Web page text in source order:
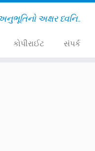
અક્ષર ધ્વનિ..
કોપીરાઈટ સંપર્ક